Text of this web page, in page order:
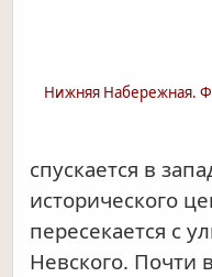
Нижняя Набережная.
спускается в
исторического
пересекается с
Невского. Почти